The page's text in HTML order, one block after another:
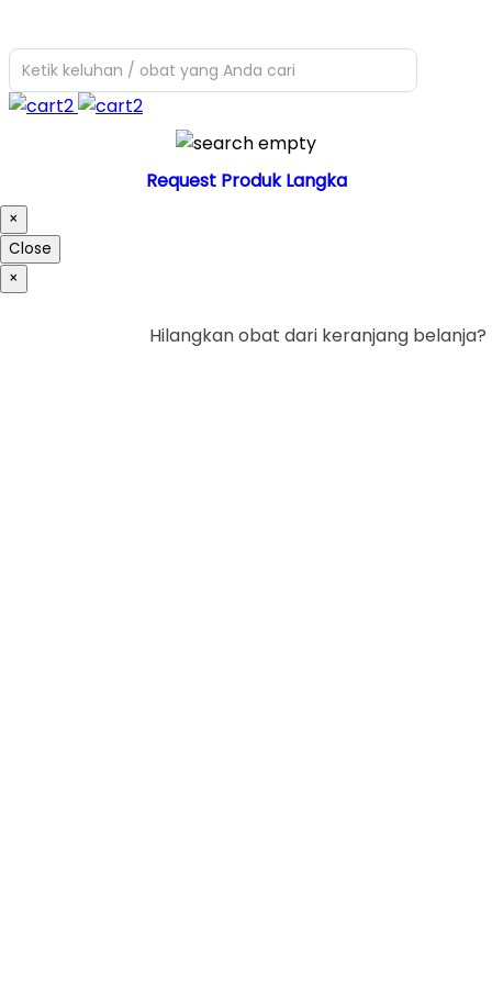
Ketik keluhan / obat yang Anda cari
Request Produk Langka
×
Close
×
Hilangkan obat dari keranjang belanja?